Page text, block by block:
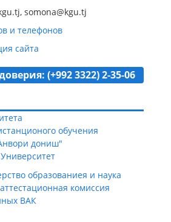
somona@kgu.tj
и телефонов
сайта
(+992 3322) 2-35-06
обучения
дониш"
образованиея и наука
комиссия
ВАК